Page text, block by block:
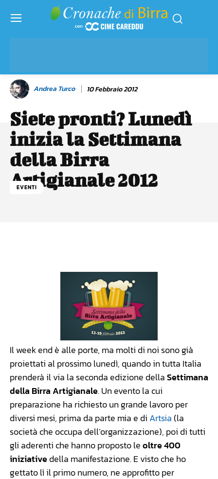
Andrea Turco 10 Febbraio 2012
Siete pronti? Lunedì
inizia la Settimana
della Birra
Artigianale 2012
EVENTI
Il week end è alle porte, ma molti di noi sono già
proiettati al prossimo lunedì, quando in tutta Italia
prenderà il via la seconda edizione dellaSettimana
della Birra Artigianale. Un evento la cui
preparazione ha richiesto un grande lavoro per
diversi mesi, prima da parte mia e di Artsia (la
società che occupa dell’organizzazione), poi di tutti
gli aderenti che hanno proposto leoltre 400
iniziativedella manifestazione. E visto che ho
gettato lì il primo numero, ne approfitto per